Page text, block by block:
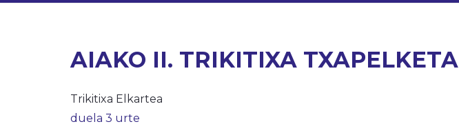
AIAKO II. TRIKITIXA TXAPELKETA
Trikitixa Elkartea
duela 3 urte